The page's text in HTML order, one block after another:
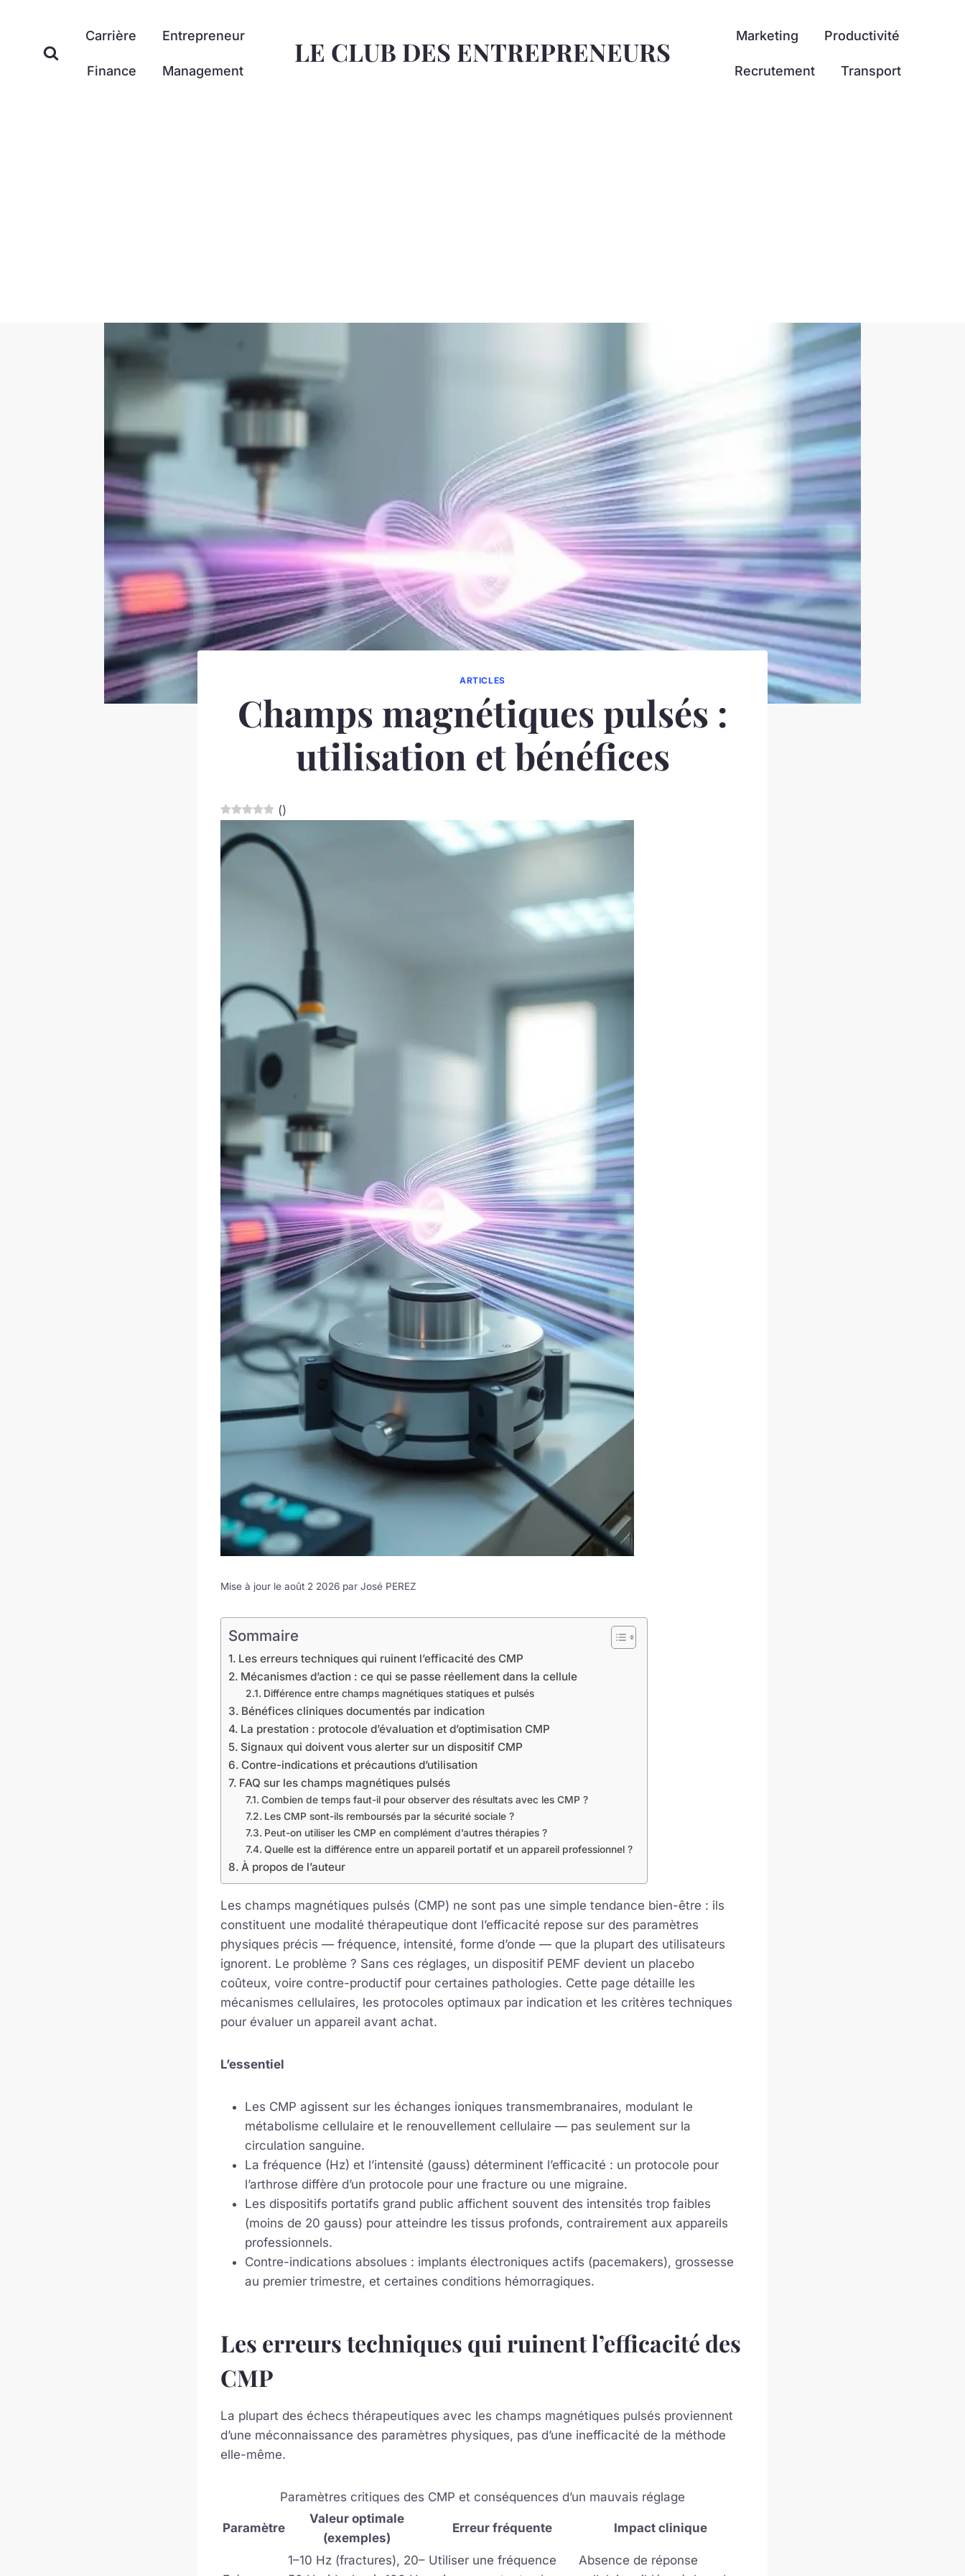
contenu
Carrière Entrepreneur
Finance Management
LE CLUB DES ENTREPRENEURS Marketing Productivité
Recrutement Transport
ARTICLES
Champs magnétiques pulsés :
utilisation et bénéfices
()
Mise à jour le août 2 2026 par José PEREZ
Sommaire
Les erreurs techniques qui ruinent l’efficacité des CMP
Mécanismes d’action : ce qui se passe réellement dans la cellule
Différence entre champs magnétiques statiques et pulsés
Bénéfices cliniques documentés par indication
La prestation : protocole d’évaluation et d’optimisation CMP
Signaux qui doivent vous alerter sur un dispositif CMP
Contre-indications et précautions d’utilisation
FAQ sur les champs magnétiques pulsés
Combien de temps faut-il pour observer des résultats avec les CMP ?
Les CMP sont-ils remboursés par la sécurité sociale ?
Peut-on utiliser les CMP en complément d’autres thérapies ?
Quelle est la différence entre un appareil portatif et un appareil professionnel ?
À propos de l’auteur
Les champs magnétiques pulsés (CMP) ne sont pas une simple tendance bien-être : ils
constituent une modalité thérapeutique dont l’efficacité repose sur des paramètres
physiques précis — fréquence, intensité, forme d’onde — que la plupart des utilisateurs
ignorent. Le problème ? Sans ces réglages, un dispositif PEMF devient un placebo
coûteux, voire contre-productif pour certaines pathologies. Cette page détaille les
mécanismes cellulaires, les protocoles optimaux par indication et les critères techniques
pour évaluer un appareil avant achat.
L’essentiel
Les CMP agissent sur les échanges ioniques transmembranaires, modulant le
métabolisme cellulaire et le renouvellement cellulaire — pas seulement sur la
circulation sanguine.
La fréquence (Hz) et l’intensité (gauss) déterminent l’efficacité : un protocole pour
l’arthrose diffère d’un protocole pour une fracture ou une migraine.
Les dispositifs portatifs grand public affichent souvent des intensités trop faibles
(moins de 20 gauss) pour atteindre les tissus profonds, contrairement aux appareils
professionnels.
Contre-indications absolues : implants électroniques actifs (pacemakers), grossesse
au premier trimestre, et certaines conditions hémorragiques.
Les erreurs techniques qui ruinent l’efficacité des
CMP
La plupart des échecs thérapeutiques avec les champs magnétiques pulsés proviennent
d’une méconnaissance des paramètres physiques, pas d’une inefficacité de la méthode
elle-même.
Paramètres critiques des CMP et conséquences d’un mauvais réglage
Paramètre
Valeur optimale
(exemples)
Erreur fréquente Impact clinique
1–10 Hz (fractures), 20– Utiliser une fréquence
Absence de réponse